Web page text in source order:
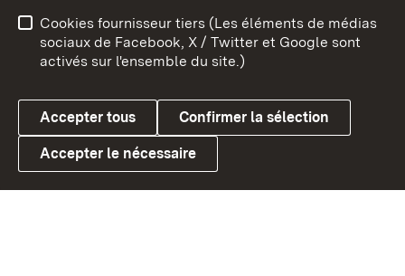
Link zum Landesportal
Conseils d'utilisation
Confidentialité
Cookies
Cookies fournisseur tiers (Les éléments de médias
sociaux de Facebook, X / Twitter et Google sont
activés sur l'ensemble du site.)
Accepter tous Confirmer la sélection
Accepter le nécessaire